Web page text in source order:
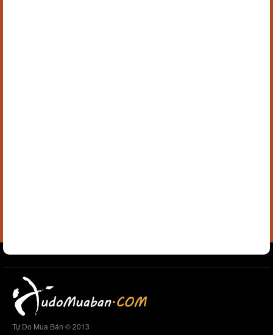
Tự Do Mua Bán © 2013